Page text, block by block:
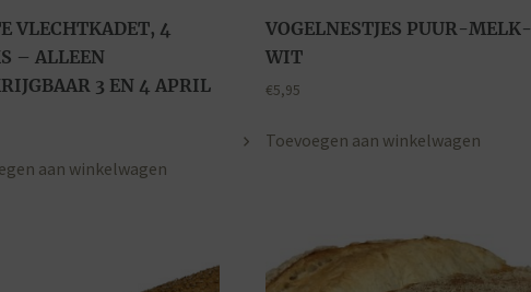
VLECHTKADET, 4
– ALLEEN
3 EN 4 APRIL
aan winkelwagen
VOGELNESTJES PUUR-MELK-
WIT
€5,95
Toevoegen aan winkelwagen